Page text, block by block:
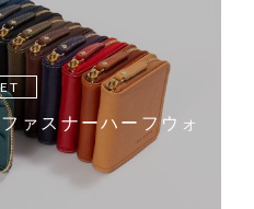
ァスナーハーフウォ